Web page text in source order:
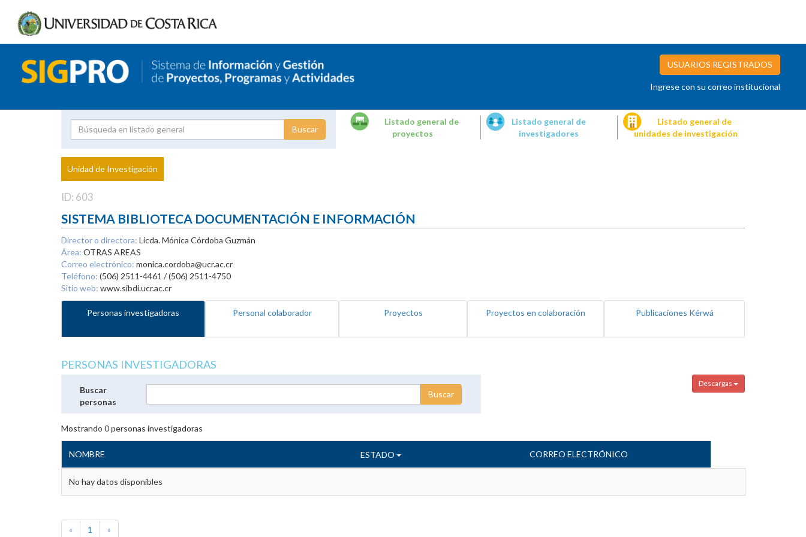
USUARIOS REGISTRADOS
Ingrese con su correo institucional
Proyecto
Investigador
Listado general de
proyectos
Listado general de
investigadores
Listado general de
unidades de investigación
Unidad de Investigación
ID: 603
SISTEMA BIBLIOTECA DOCUMENTACIÓN E INFORMACIÓN
Director o directora: Licda. Mónica Córdoba Guzmán
Área: OTRAS AREAS
Correo electrónico: monica.cordoba@ucr.ac.cr
Teléfono: (506) 2511-4461 / (506) 2511-4750
Sitio web: www.sibdi.ucr.ac.cr
Personas investigadoras Personal colaborador Proyectos Proyectos en colaboración Publicaciones Kérwá
PERSONAS INVESTIGADORAS
Descargas
Buscar
personas
Mostrando 0personas investigadoras
NOMBRE ESTADO CORREO ELECTRÓNICO
No hay datos disponibles
« 1 »